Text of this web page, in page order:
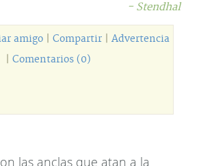
- Stendhal
amigo| Compartir| Advertencia
Comentarios (0)
las anclas que atan a la